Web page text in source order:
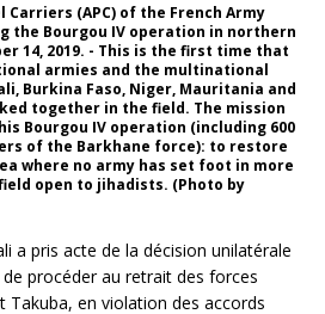
Carriers (APC) of the French Army
the Bourgou IV operation in northern
14, 2019. - This is the first time that
armies and the multinational
Burkina Faso, Niger, Mauritania and
together in the field. The mission
Bourgou IV operation (including 600
of the Barkhane force): to restore
where no army has set foot in more
open to jihadists. (Photo by
a pris acte de la décision unilatérale
procéder au retrait des forces
Takuba, en violation des accords